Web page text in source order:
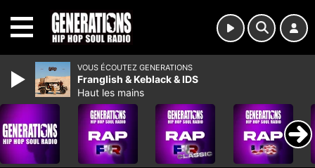
VOUS ÉCOUTEZ GENERATIONS
Franglish & Keblack & IDS
Haut les mains